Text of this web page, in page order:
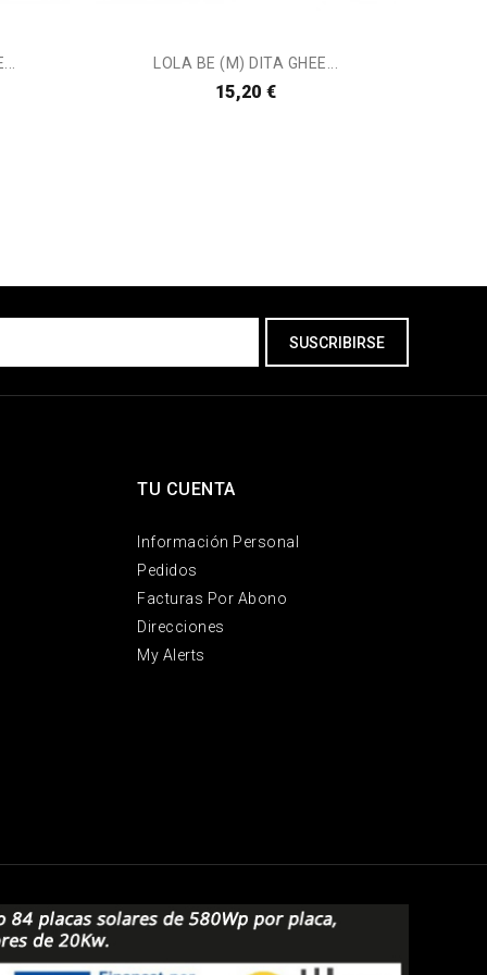
LOLA BE (M) DITA GHEE...
15,20 €
TU CUENTA
Información Personal
Pedidos
Facturas Por Abono
Direcciones
My Alerts